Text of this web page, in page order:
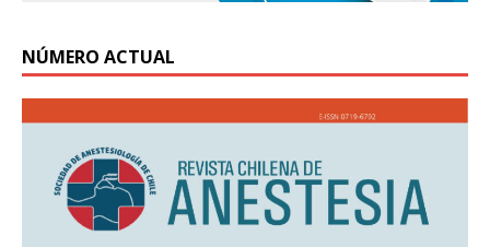
NÚMERO ACTUAL